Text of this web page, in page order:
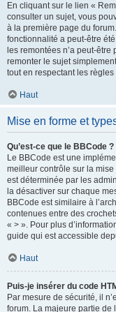
En cliquant sur le lien «
consulter un sujet, vous
à la première page du
fonctionnalité a peut-être
les remontées n’a peut-
remonter le sujet
tout en respectant les règles
Haut
Mise en forme et
Qu’est-ce que le BBCode ?
Le BBCode est une
meilleur contrôle sur la mise
est déterminée par les
la désactiver sur chaque
BBCode est similaire à
contenues entre des
« > ». Pour plus
guide qui est accessible
Haut
Puis-je insérer du code
Par mesure de sécurité, il
forum. La majeure partie de